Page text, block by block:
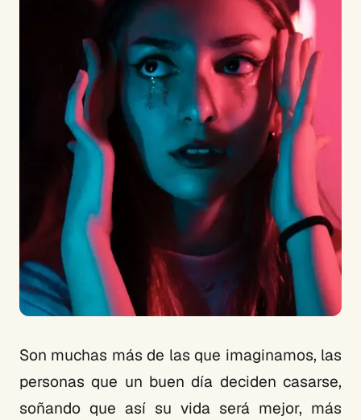
Son muchas más de las que imaginamos, las
personas que un buen día deciden casarse,
soñando que así su vida será mejor, más